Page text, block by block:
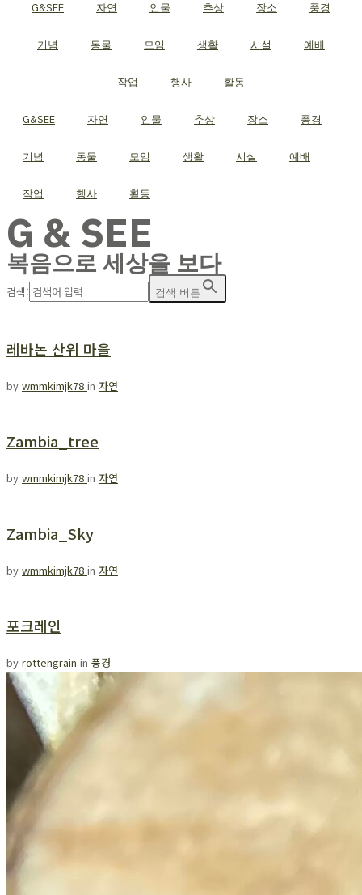
G&SEE 자연 인물 추상 장소 풍경
기념 동물 모임 생활 시설 예배
작업 행사 활동
G&SEE 자연 인물 추상 장소 풍경
기념 동물 모임 생활 시설 예배
작업 행사 활동
G & SEE
복음으로 세상을 보다
검색: 검색 버튼
레바논 산위 마을
by wmmkimjk78 in 자연
Zambia_tree
by wmmkimjk78 in 자연
Zambia_Sky
by wmmkimjk78 in 자연
포크레인
by rottengrain in 풍경